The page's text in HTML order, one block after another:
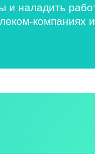
и наладить
компаниях